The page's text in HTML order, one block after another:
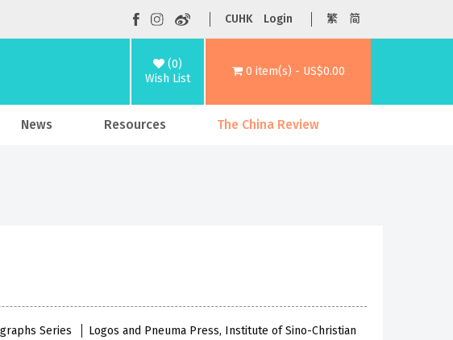
CUHK Login 繁 简
(0)
Wish List
0 item(s) - US$0.00
News Resources The China Review
Series
Logos and Pneuma Press, Institute of Sino-Christian